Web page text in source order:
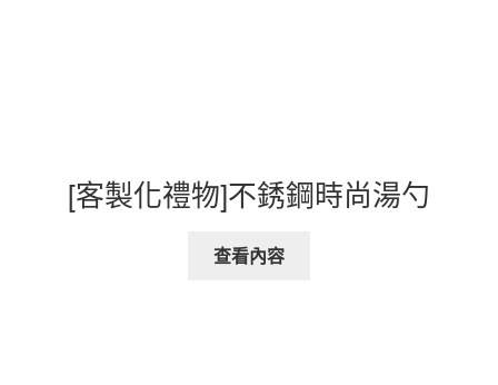
[客製化禮物]不銹鋼時尚湯勺
查看內容